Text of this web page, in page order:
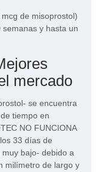
de misoprostol)
y hasta un
mercado
se encuentra
tiempo en
NO FUNCIONA
33 días de
bajo- debido a
milímetro de largo y